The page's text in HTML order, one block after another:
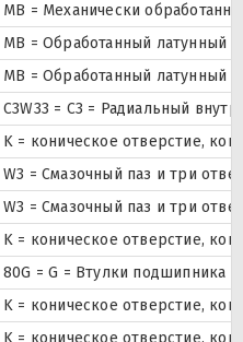
MB = Механически
MB = Обработанный латунный
MB = Обработанный латунный
C3W33 = C3 = Радиальный
K = коническое отверстие,
W3 = Смазочный паз и три
W3 = Смазочный паз и три
K = коническое отверстие,
80G = G = Втулки подшипника
K = коническое отверстие,